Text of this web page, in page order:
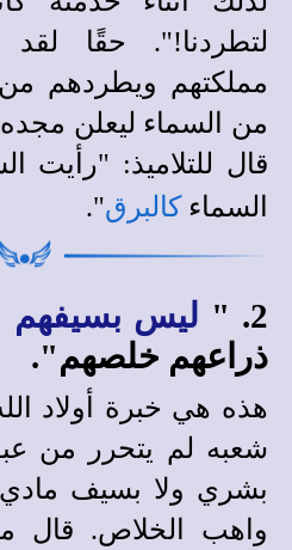
لتطردنا!". حقًا
مملكتهم ويطردهم
من السماء ليعلن مجده
قال للتلاميذ: "رأيت
السماءكالبرق".
2. " ليس بسيفهم
ذراعهم خلصهم".
هذه هي خبرة أولاد
شعبه لم يتحرر من
بشري ولا بسيف
واهب الخلاص. قال